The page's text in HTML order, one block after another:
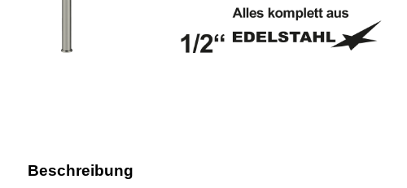
Beschreibung